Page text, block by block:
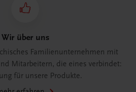
Wir über uns
Familienunternehmen mit
Mitarbeitern, die eines verbindet:
für unsere Produkte.